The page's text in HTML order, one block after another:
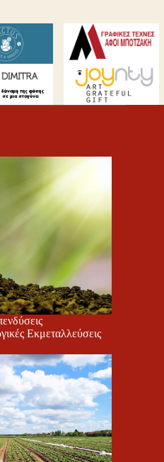
Εκμεταλλεύσεις